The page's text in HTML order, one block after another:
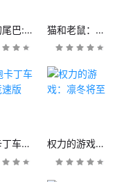
妖精的尾巴:魔导少年 猫和老鼠：欢乐互动
跑跑卡丁车官方竞速版 权力的游戏：凛冬将至